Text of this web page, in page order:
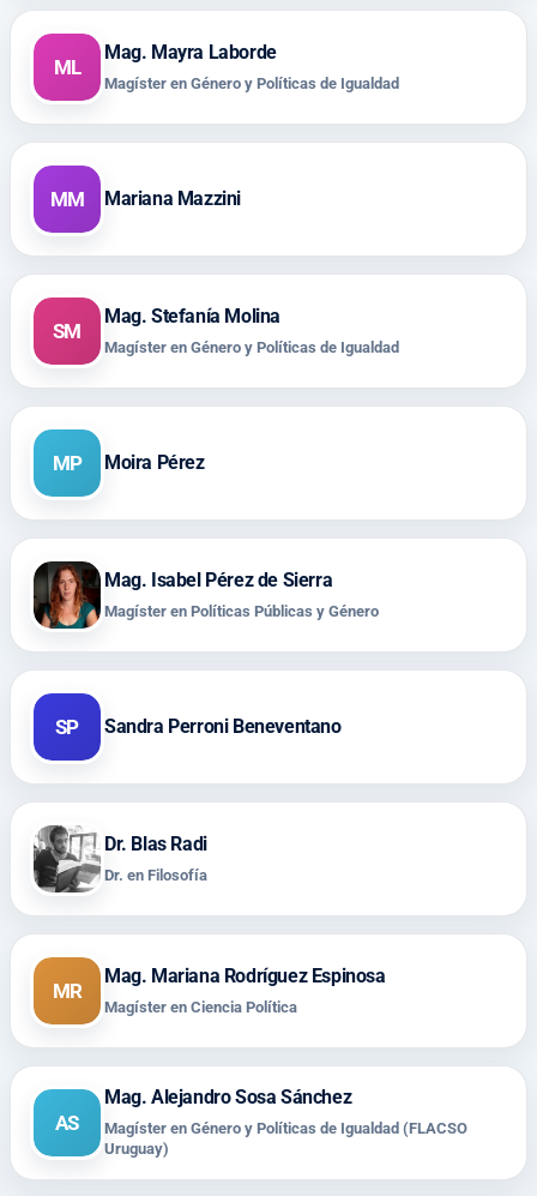
ML
Mag. Mayra Laborde
Magíster en Género y Políticas de Igualdad
MM Mariana Mazzini
SM
Mag. Stefanía Molina
Magíster en Género y Políticas de Igualdad
MP Moira Pérez
Mag. Isabel Pérez de Sierra
Magíster en Políticas Públicas y Género
SP Sandra Perroni Beneventano
Dr. Blas Radi
Dr. en Filosofía
MR
Mag. Mariana Rodríguez Espinosa
Magíster en Ciencia Política
AS
Mag. Alejandro Sosa Sánchez
Magíster en Género y Políticas de Igualdad (FLACSO
Uruguay)